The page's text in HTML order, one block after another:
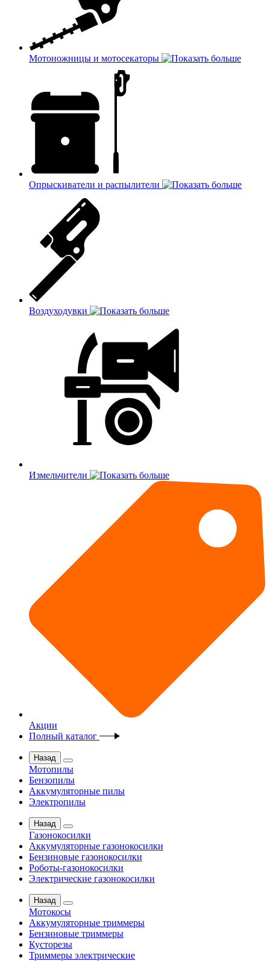
Мотоножницы и мотосекаторы
Опрыскиватели и распылители
Воздуходувки
Измельчители
Акции
Полный каталог
Назад
Мотопилы
Бензопилы
Аккумуляторные пилы
Электропилы
Назад
Газонокосилки
Аккумуляторные газонокосилки
Бензиновые газонокосилки
Роботы-газонокосилки
Электрические газонокосилки
Назад
Мотокосы
Аккумуляторные триммеры
Бензиновые триммеры
Кусторезы
Триммеры электрические